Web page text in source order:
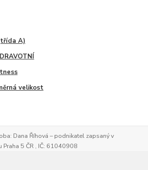
A)
velikost
Dana Říhová – podnikatel zapsaný v
5 ČR , IČ: 61040908